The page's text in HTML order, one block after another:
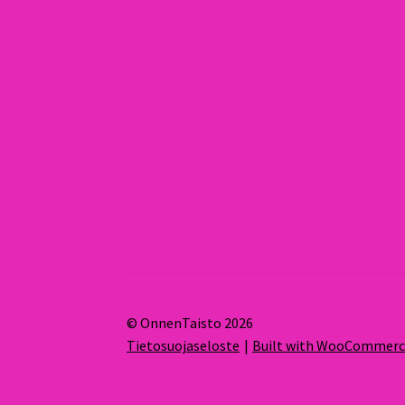
© OnnenTaisto 2026
Tietosuojaseloste
Built with